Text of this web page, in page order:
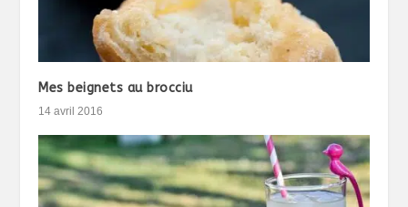
Mes beignets au brocciu
14 avril 2016